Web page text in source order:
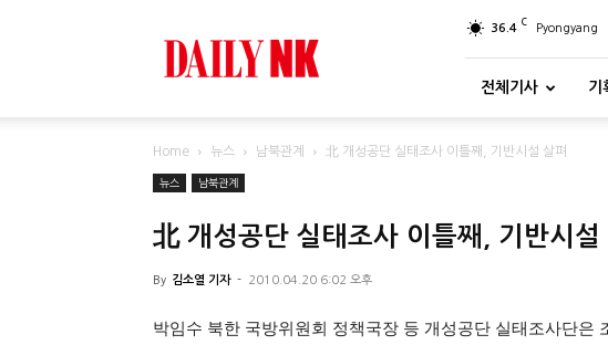
36.4 C Pyongyang
전체기사 기
Home 뉴스 남북관계 北 개성공단 실태조사 이틀째, 기반시설 살펴
뉴스 남북관계
北 개성공단 실태조사 이틀째, 기반시설
By 김소열 기자 - 2010.04.20 6:02 오후
박임수 북한 국방위원회 정책국장 등 개성공단 실태조사단은